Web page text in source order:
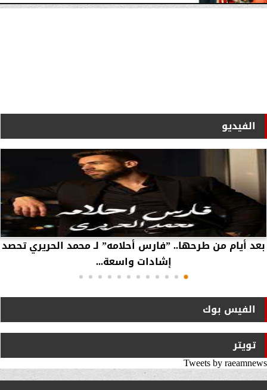
الفيديو
بعد أيام من طرحها.. ”فارس أحلامه” لـ محمد الحريري تحصد
إشادات واسعة...
الفيس بوك
تويتر
Tweets by raeamnews